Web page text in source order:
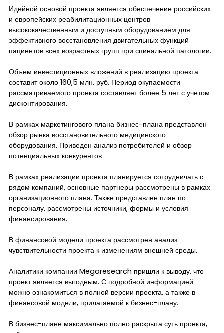
Идейной основой проекта является обеспечение российских
и европейских реабилитационных центров
высококачественным и доступным оборудованием для
эффективного восстановления двигательных функций
пациентов всех возрастных групп при спинальной патологии.
Объем инвестиционных вложений в реализацию проекта
составит около 160,5 млн. руб. Период окупаемости
рассматриваемого проекта составляет более 5 лет с учетом
дисконтирования.
В рамках маркетингового плана бизнес-плана представлен
обзор рынка восстановительного медицинского
оборудования. Приведен анализ потребителей и обзор
потенциальных конкурентов
В рамках реализации проекта планируется сотрудничать с
рядом компаний, основные партнеры рассмотрены в рамках
организационного плана. Также представлен план по
персоналу, рассмотрены источники, формы и условия
финансирования.
В финансовой модели проекта рассмотрен анализ
чувствительности проекта к изменениям внешней среды.
Аналитики компании Megaresearch пришли к выводу, что
проект является выгодным. С подробной информацией
можно ознакомиться в полной версии проекта, а также в
финансовой модели, прилагаемой к бизнес-плану.
В бизнес-плане максимально полно раскрыта суть проекта,